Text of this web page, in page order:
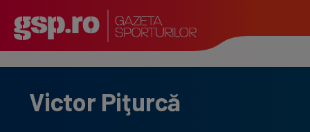
Victor Piţurcă